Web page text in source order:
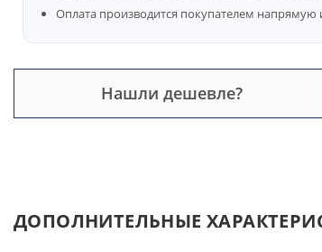
Оплата производится покупателем напрямую
Нашли дешевле?
ДОПОЛНИТЕЛЬНЫЕ